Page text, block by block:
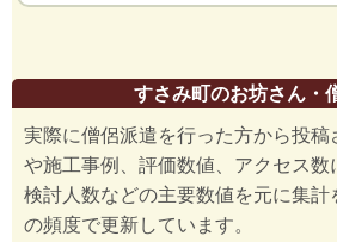
すさみ町のお坊さん・
実際に僧侶派遣を行った方から投稿
や施工事例、評価数値、アクセス数
検討人数などの主要数値を元に集計
の頻度で更新しています。